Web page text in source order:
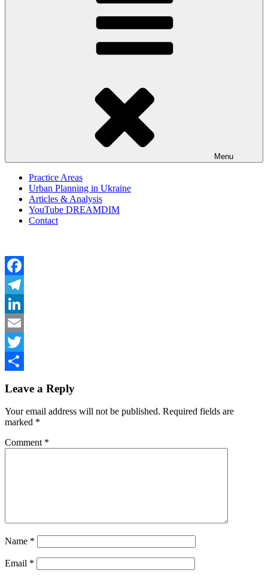
Menu
Practice Areas
Urban Planning in Ukraine
Articles & Analysis
YouTube DREAMDIM
Contact
Facebook
Telegram
LinkedIn
Email
Twitter
Leave a Reply
Your email address will not be published. Required fields are
marked *
Comment *
Name *
Email *